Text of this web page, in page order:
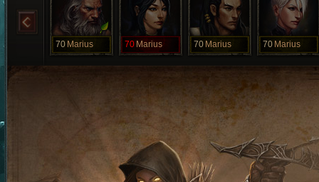
70 Marius 70 Marius 70 Marius 70 Marius